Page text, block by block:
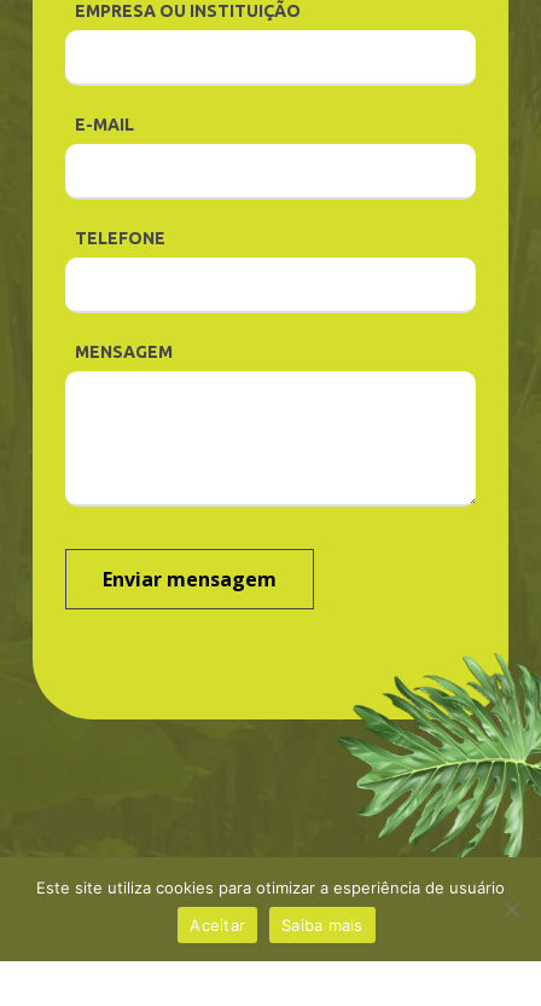
EMPRESA OU INSTITUIÇÃO
E-MAIL
TELEFONE
MENSAGEM
©Greenbond | site porNaçãoDesign |Política de
privacidade
Este site utiliza cookies para otimizar a esperiência de usuário
Aceitar
Saiba mais